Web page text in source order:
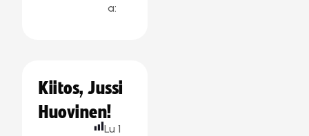
a:
Kiitos, Jussi
Huovinen!
Lu 1